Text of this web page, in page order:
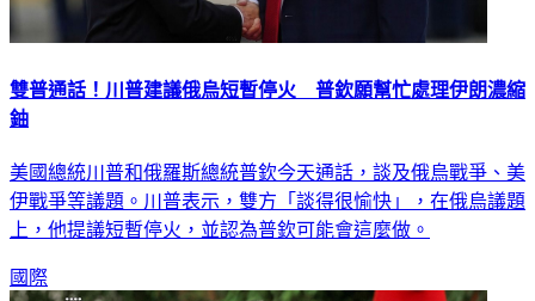
雙普通話！川普建議俄烏短暫停火 普欽願幫忙處理伊朗濃縮
鈾
美國總統川普和俄羅斯總統普欽今天通話，談及俄烏戰爭、美
伊戰爭等議題。川普表示，雙方「談得很愉快」，在俄烏議題
上，他提議短暫停火，並認為普欽可能會這麼做。
國際